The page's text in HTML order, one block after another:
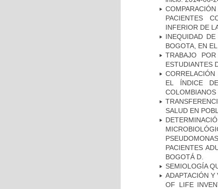
PACIENTES
INFERIOR DE
INEQUIDAD
BOGOTA, EN
TRABAJO
ESTUDIANTES
EL ÍNDICE DE
SALUD EN
PACIENTES
BOGOTÁ D.
SEMIOLOGÍA
ADAPTACIÓN
OF LIFE